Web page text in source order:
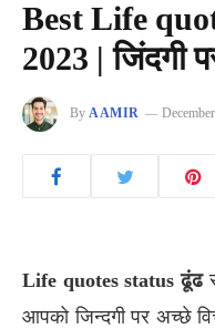
Best Life
2023 | जिंदगी
By AAMIR
Life quotes status ढूंढ
आपको जिन्दगी पर अच्छे